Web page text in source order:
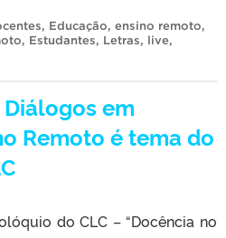
, Educação, ensino remoto,
, Estudantes, Letras, live,
em
Remoto é tema do
do CLC – “Docência no